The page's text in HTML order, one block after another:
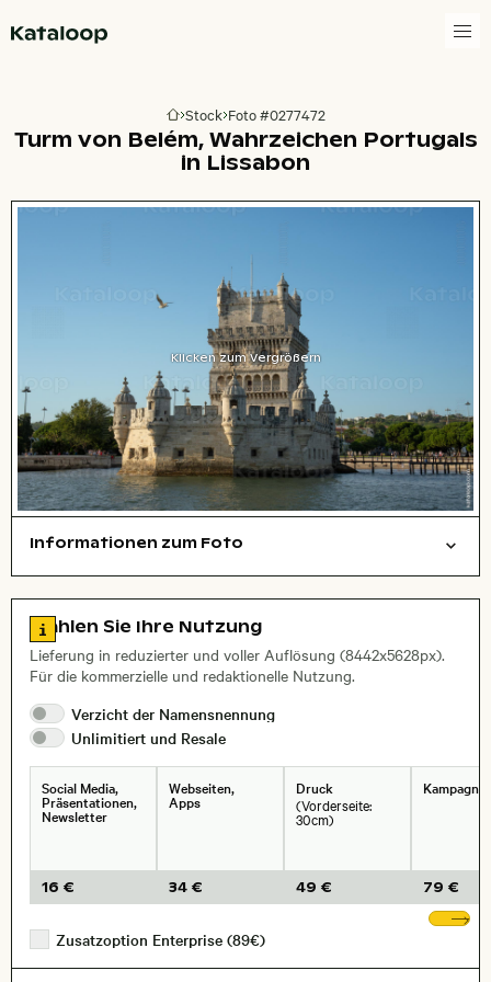
Zur Homepage
Stock Foto #0277472
Turm von Belém, Wahrzeichen Portugals
in Lissabon
Klicken zum Vergrößern
Informationen zum Foto
, Objektiv
Zu den Lizenzinformationen springen
Wählen Sie Ihre Nutzung
Lieferung in reduzierter und voller Auflösung (8442x5628px).
Für die kommerzielle und redaktionelle Nutzung.
Verzicht der Namensnennung
Unlimitiert und Resale
Social Media,
Präsentationen,
Newsletter
16 €
Webseiten,
Apps
34 €
Druck
(Vorderseite:
30cm)
49 € 79 €
Zusatzoption Enterprise (89€)